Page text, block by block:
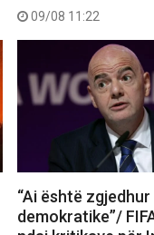
09/08 11:22
“Ai është
demokratike”/